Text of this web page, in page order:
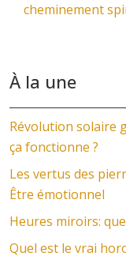
cheminement
À la une
Révolution solaire
ça fonctionne ?
Les vertus des
Être émotionnel
Heures miroirs:
Quel est le vrai